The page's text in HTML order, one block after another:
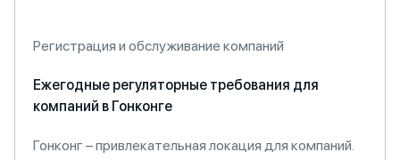
Регистрация и обслуживание компаний
Ежегодные регуляторные требования для
компаний в Гонконге
Гонконг – привлекательная локация для компаний.